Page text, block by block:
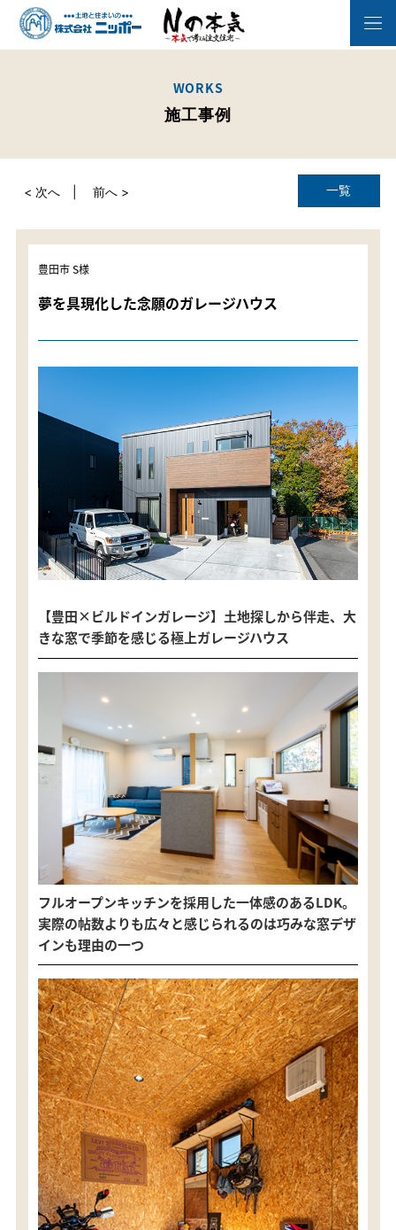
WORKS
施工事例
一覧
< 次へ 前へ >
豊田市 S様
夢を具現化した念願のガレージハウス
【豊田×ビルドインガレージ】土地探しから伴走、大
きな窓で季節を感じる極上ガレージハウス
フルオープンキッチンを採用した一体感のあるLDK。
実際の帖数よりも広々と感じられるのは巧みな窓デザ
インも理由の一つ